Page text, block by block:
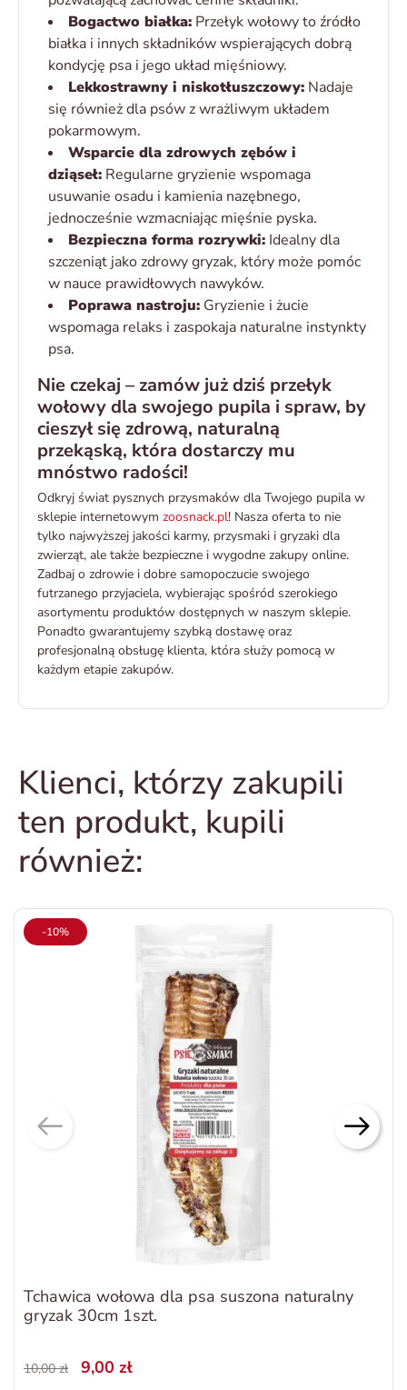
Bogactwo białka: Przełyk wołowy to źródło
białka i innych składników wspierających dobrą
kondycję psa i jego układ mięśniowy.
Lekkostrawny i niskotłuszczowy: Nadaje
się również dla psów z wrażliwym układem
pokarmowym.
Wsparcie dla zdrowych zębów i
dziąseł: Regularne gryzienie wspomaga
usuwanie osadu i kamienia nazębnego,
jednocześnie wzmacniając mięśnie pyska.
Bezpieczna forma rozrywki: Idealny dla
szczeniąt jako zdrowy gryzak, który może pomóc
w nauce prawidłowych nawyków.
Poprawa nastroju: Gryzienie i żucie
wspomaga relaks i zaspokaja naturalne instynkty
psa.
Nie czekaj – zamów już dziś przełyk
wołowy dla swojego pupila i spraw, by
cieszył się zdrową, naturalną
przekąską, która dostarczy mu
mnóstwo radości!
Odkryj świat pysznych przysmaków dla Twojego pupila w
sklepie internetowym zoosnack.pl! Nasza oferta to nie
tylko najwyższej jakości karmy, przysmaki i gryzaki dla
zwierząt, ale także bezpieczne i wygodne zakupy online.
Zadbaj o zdrowie i dobre samopoczucie swojego
futrzanego przyjaciela, wybierając spośród szerokiego
asortymentu produktów dostępnych w naszym sklepie.
Ponadto gwarantujemy szybką dostawę oraz
profesjonalną obsługę klienta, która służy pomocą w
każdym etapie zakupów.
Klienci, którzy zakupili
ten produkt, kupili
również:
-10%
Tchawica wołowa dla psa suszona naturalny
gryzak 30cm 1szt.
10,00 zł 9,00 zł